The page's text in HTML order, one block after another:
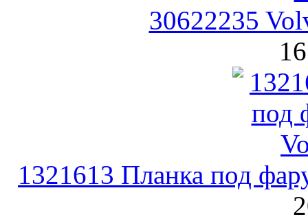
30622235
1321613 Планка под